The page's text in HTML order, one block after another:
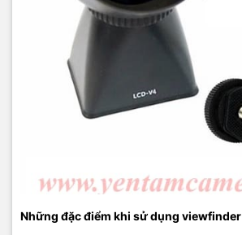
Những đặc điểm khi sử dụng viewfinder